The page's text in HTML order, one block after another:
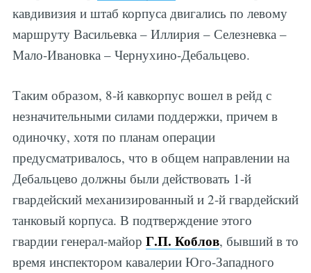
кавдивизия и штаб корпуса двигались по левому
маршруту Васильевка – Иллирия – Селезневка –
Мало-Ивановка – Чернухино-Дебальцево.
Таким образом, 8-й кавкорпус вошел в рейд с
незначительными силами поддержки, причем в
одиночку, хотя по планам операции
предусматривалось, что в общем направлении на
Дебальцево должны были действовать 1-й
гвардейский механизированный и 2-й гвардейский
танковый корпуса. В подтверждение этого
гвардии генерал-майор Г.П. Коблов, бывший в то
время инспектором кавалерии Юго-Западного